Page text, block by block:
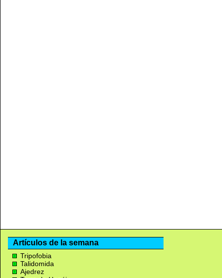
Artículos de la semana
Tripofobia
Talidomida
Ajedrez